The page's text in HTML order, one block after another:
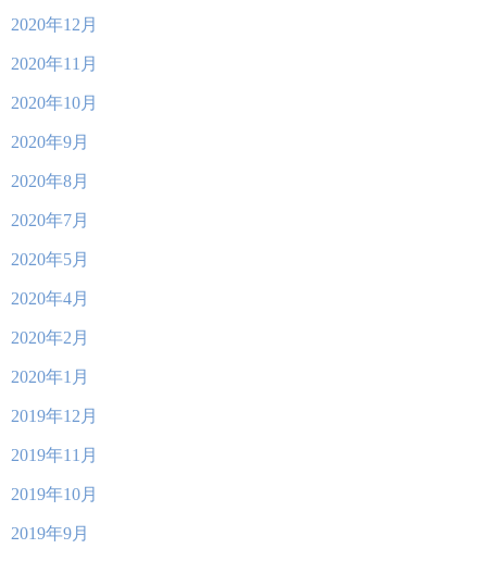
2020年12月
2020年11月
2020年10月
2020年9月
2020年8月
2020年7月
2020年5月
2020年4月
2020年2月
2020年1月
2019年12月
2019年11月
2019年10月
2019年9月